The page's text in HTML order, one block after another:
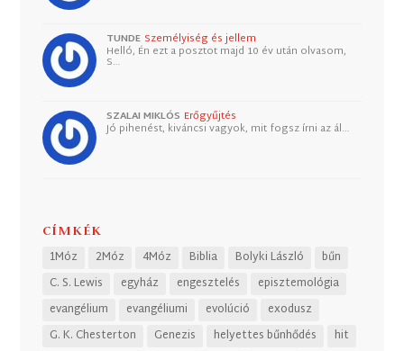
TUNDE Személyiség és jellem
Helló, Én ezt a posztot majd 10 év után olvasom,
S…
SZALAI MIKLÓS Erőgyűjtés
Jó pihenést, kiváncsi vagyok, mit fogsz írni az ál…
CÍMKÉK
1Móz 2Móz 4Móz Biblia Bolyki László
bűn
C. S. Lewis
egyház engesztelés
episztemológia
evangélium
evangéliumi evolúció
exodusz
G. K. Chesterton
Genezis helyettes bűnhődés
hit